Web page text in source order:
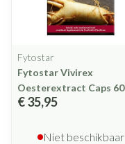
Fytostar
Fytostar Vivirex
Oesterextract Caps 60
€ 35,95
Niet beschikbaar